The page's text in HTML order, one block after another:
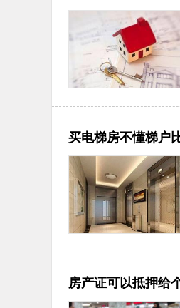
买电梯房不懂梯户
房产证可以抵押给